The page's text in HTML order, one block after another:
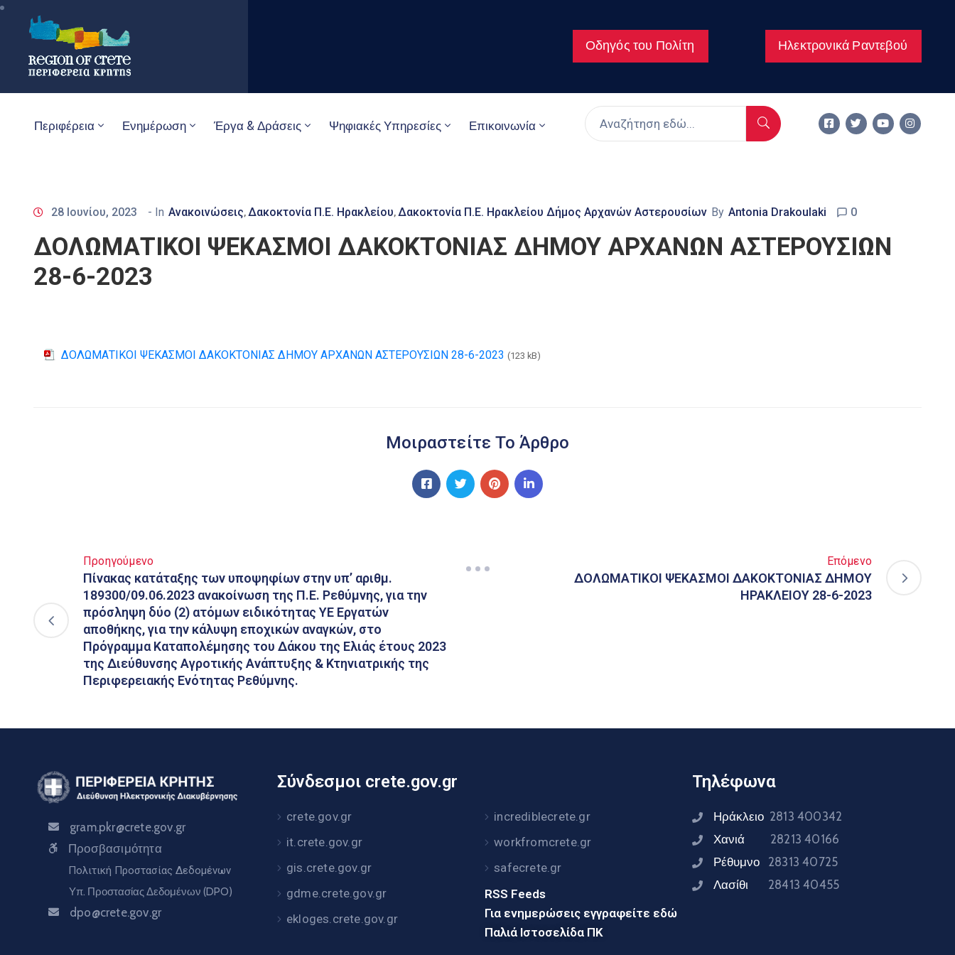
Οδηγός του Πολίτη Ηλεκτρονικά Ραντεβού
Περιφέρεια Ενημέρωση Έργα & Δράσεις Ψηφιακές Υπηρεσίες Επικοινωνία
28 Ιουνίου, 2023 - In Ανακοινώσεις‚ Δακοκτονία Π.Ε. Ηρακλείου‚ Δακοκτονία Π.Ε. Ηρακλείου Δήμος Αρχανών Αστερουσίων By Antonia Drakoulaki 0
ΔΟΛΩΜΑΤΙΚΟΙ ΨΕΚΑΣΜΟΙ ΔΑΚΟΚΤΟΝΙΑΣ ΔΗΜΟΥ ΑΡΧΑΝΩΝ ΑΣΤΕΡΟΥΣΙΩΝ
28-6-2023
ΔΟΛΩΜΑΤΙΚΟΙ ΨΕΚΑΣΜΟΙ ΔΑΚΟΚΤΟΝΙΑΣ ΔΗΜΟΥ ΑΡΧΑΝΩΝ ΑΣΤΕΡΟΥΣΙΩΝ 28-6-2023 (123 kB)
Μοιραστείτε Το Άρθρο
Προηγούμενο
Πίνακας κατάταξης των υποψηφίων στην υπ’ αριθμ.
189300/09.06.2023 ανακοίνωση της Π.Ε. Ρεθύμνης, για την
πρόσληψη δύο (2) ατόμων ειδικότητας ΥΕ Εργατών
αποθήκης, για την κάλυψη εποχικών αναγκών, στο
Πρόγραμμα Καταπολέμησης του Δάκου της Ελιάς έτους 2023
της Διεύθυνσης Αγροτικής Ανάπτυξης & Κτηνιατρικής της
Περιφερειακής Ενότητας Ρεθύμνης.
Επόμενο
ΔΟΛΩΜΑΤΙΚΟΙ ΨΕΚΑΣΜΟΙ ΔΑΚΟΚΤΟΝΙΑΣ ΔΗΜΟΥ
ΗΡΑΚΛΕΙΟY 28-6-2023
gram.pkr@crete.gov.gr
Προσβασιμότητα
Πολιτική Προστασίας Δεδομένων
Υπ. Προστασίας Δεδομένων (DPO)
dpo@crete.gov.gr
Σύνδεσμοι crete.gov.gr
crete.gov.gr
it.crete.gov.gr
gis.crete.gov.gr
gdme.crete.gov.gr
ekloges.crete.gov.gr
incrediblecrete.gr
workfromcrete.gr
safecrete.gr
RSS Feeds
Για ενημερώσεις εγγραφείτε εδώ
Παλιά Ιστοσελίδα ΠΚ
Τηλέφωνα
Ηράκλειο 2813 400342
Χανιά 28213 40166
Ρέθυμνο 28313 40725
Λασίθι 28413 40455